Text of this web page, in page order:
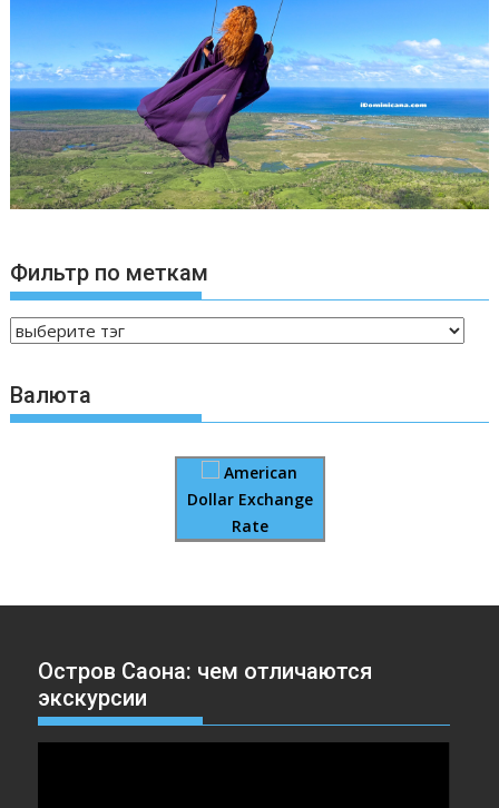
Фильтр по меткам
Валюта
American
Dollar Exchange
Rate
Остров Саона: чем отличаются
экскурсии